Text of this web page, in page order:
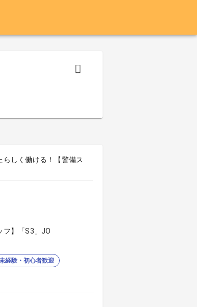
しく働ける！【警備ス
フ】「S3」JO
経験・初心者歓迎